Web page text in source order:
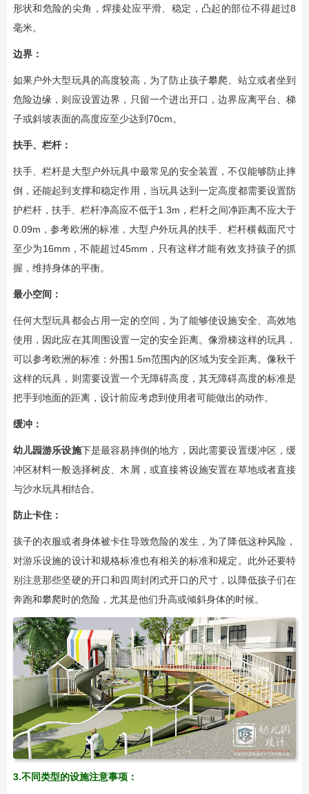
形状和危险的尖角，焊接处应平滑、稳定，凸起的部位不得超过8
毫米。
边界：
如果户外大型玩具的高度较高，为了防止孩子攀爬、站立或者坐到
危险边缘，则应设置边界，只留一个进出开口，边界应离平台、梯
子或斜坡表面的高度应至少达到70cm。
扶手、栏杆：
扶手、栏杆是大型户外玩具中最常见的安全装置，不仅能够防止摔
倒，还能起到支撑和稳定作用，当玩具达到一定高度都需要设置防
护栏杆，扶手、栏杆净高应不低于1.3m，栏杆之间净距离不应大于
0.09m，参考欧洲的标准，大型户外玩具的扶手、栏杆横截面尺寸
至少为16mm，不能超过45mm，只有这样才能有效支持孩子的抓
握，维持身体的平衡。
最小空间：
任何大型玩具都会占用一定的空间，为了能够使设施安全、高效地
使用，因此应在其周围设置一定的安全距离。像滑梯这样的玩具，
可以参考欧洲的标准：外围1.5m范围内的区域为安全距离。像秋千
这样的玩具，则需要设置一个无障碍高度，其无障碍高度的标准是
把手到地面的距离，设计前应考虑到使用者可能做出的动作。
缓冲：
幼儿园游乐设施下是最容易摔倒的地方，因此需要设置缓冲区，缓
冲区材料一般选择树皮、木屑，或直接将设施安置在草地或者直接
与沙水玩具相结合。
防止卡住：
孩子的衣服或者身体被卡住导致危险的发生，为了降低这种风险，
对游乐设施的设计和规格标准也有相关的标准和规定。此外还要特
别注意那些坚硬的开口和四周封闭式开口的尺寸，以降低孩子们在
奔跑和攀爬时的危险，尤其是他们升高或倾斜身体的时候。
3.不同类型的设施注意事项：